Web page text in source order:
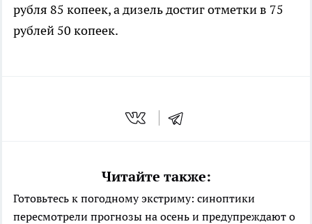
рубля 85 копеек, а дизель достиг отметки в 75
рублей 50 копеек.
Читайте также:
Готовьтесь к погодному экстриму: синоптики
пересмотрели прогнозы на осень и предупреждают о